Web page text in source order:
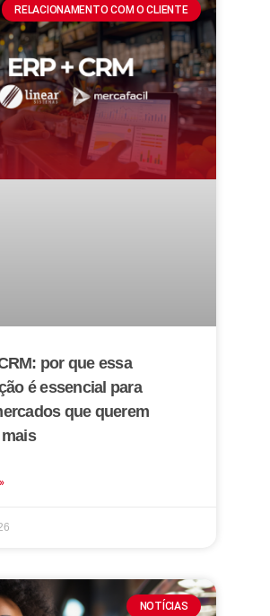
RELACIONAMENTO COM O CLIENTE
por que essa
é essencial para
que querem
NOTÍCIAS